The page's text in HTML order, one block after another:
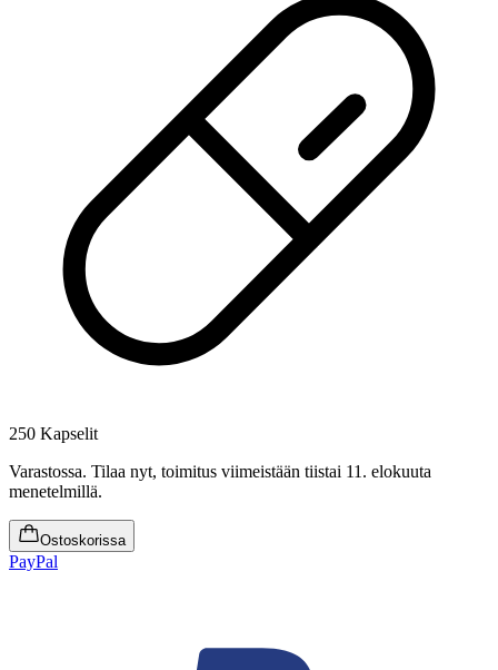
250 Kapselit
Varastossa. Tilaa nyt, toimitus viimeistään tiistai 11. elokuuta
menetelmillä.
Ostoskorissa
PayPal